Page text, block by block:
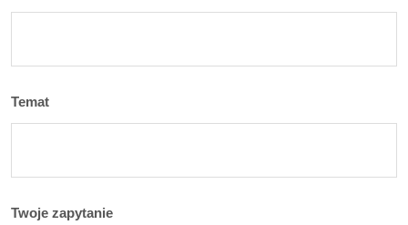
Temat
Twoje zapytanie